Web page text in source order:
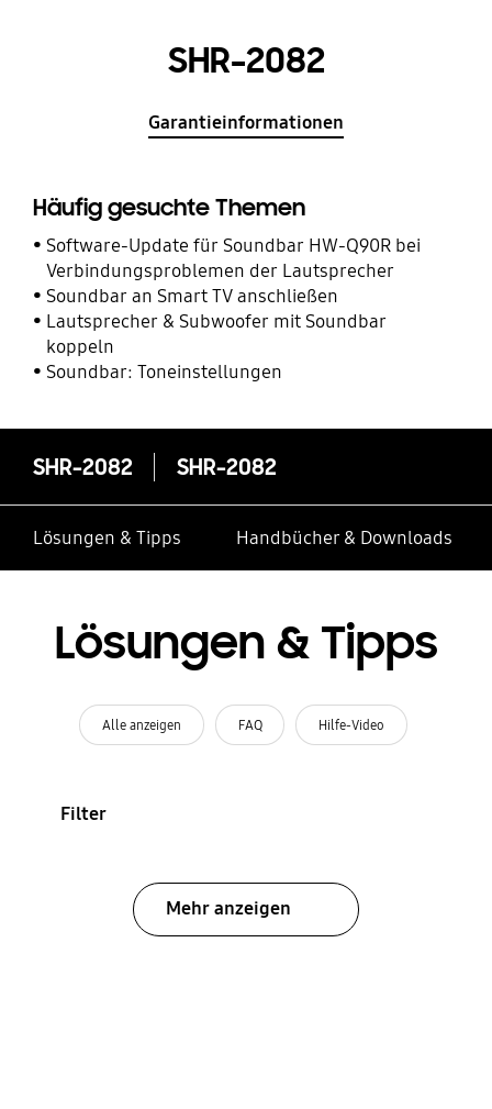
SHR-2082
Garantieinformationen
Häufig gesuchte Themen
Software-Update für Soundbar HW-Q90R bei
Verbindungsproblemen der Lautsprecher
Soundbar an Smart TV anschließen
Lautsprecher & Subwoofer mit Soundbar
koppeln
Soundbar: Toneinstellungen
SHR-2082 SHR-2082
Lösungen & Tipps Handbücher & Downloads
Lösungen & Tipps
Alle anzeigen FAQ Hilfe-Video
Filter
Mehr anzeigen